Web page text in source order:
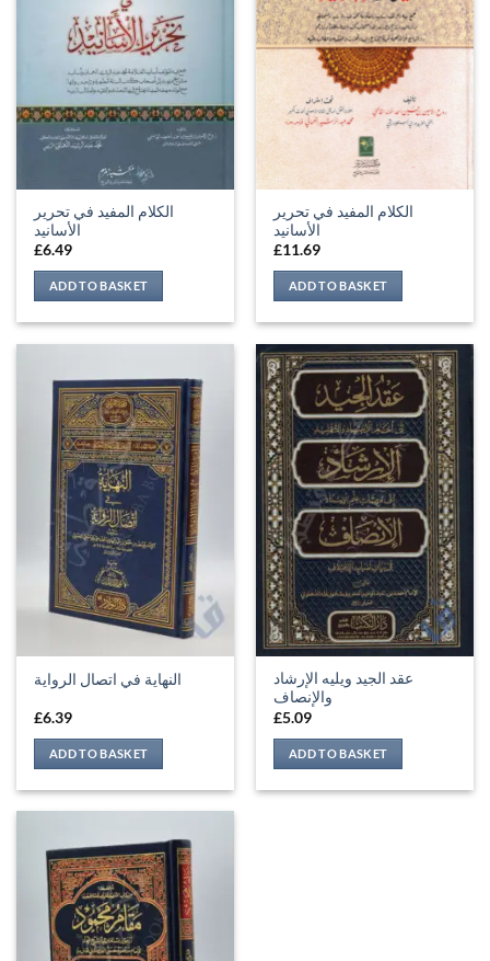
الكلام المفيد في تحرير
الأسانيد
£6.49
ADD TO BASKET
الكلام المفيد في تحرير
الأسانيد
£11.69
ADD TO BASKET
النهاية في اتصال الرواية
£6.39
ADD TO BASKET
عقد الجيد ويليه الإرشاد
والإنصاف
£5.09
ADD TO BASKET